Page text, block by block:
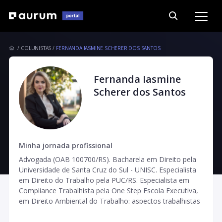
COLUNISTAS FERNANDA IASMINE SCHERER DOS SANTOS
Fernanda Iasmine
Scherer dos Santos
Minha jornada profissional
Advogada (OAB 100700/RS). Bacharela em Direito pela
Universidade de Santa Cruz do Sul - UNISC. Especialista
em Direito do Trabalho pela PUC/RS. Especialista em
Compliance Trabalhista pela One Step Escola Executiva,
em Direito Ambiental do Trabalho: aspectos trabalhistas